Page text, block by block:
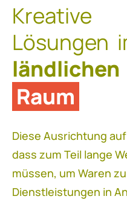
Kreative
Lösungen
ländlichen
Raum
Diese Ausrichtung
dass zum Teil lange
müssen, um Waren
Dienstleistungen in